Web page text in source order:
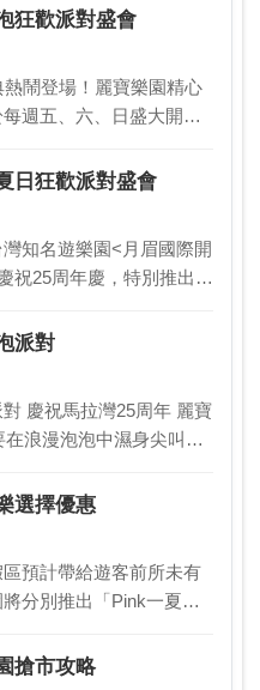
前所未有的沉浸式體
狂歡派對盛會
鬧登場！麗寶樂園精心
週五、六、日盛大開
灣打造一個夢幻繽紛的
日狂歡派對盛會
知名遊樂園<月眉國際開
祝25周年慶，特別推出一
即日起至暑假期間，馬…
派對
慶祝馬拉灣25周年 麗寶
浪漫泡泡中濕身尖叫、
現場 炸音、…
選擇優惠
預計帶給遊客前所未有
分別推出「Pink一夏」
。 為迎接暑假的到來…
搶市攻略